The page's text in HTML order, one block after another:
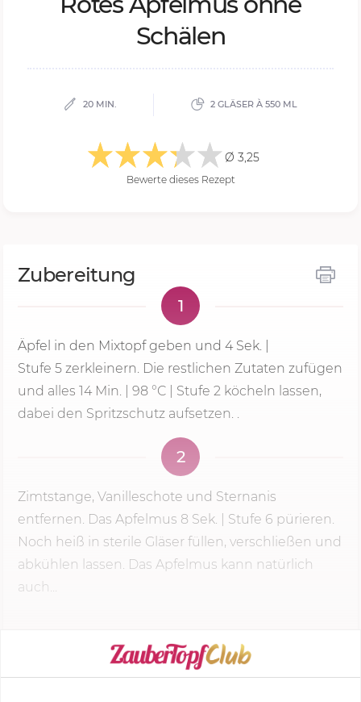
Schä­len
20 MIN. 2 GLÄSER À 550 ML
Ø 3,25
Bewerte dieses Rezept
Zubereitung
1
Äpfel in den Mixtopf geben und 4 Sek.
Stufe 5 zerkleinern. Die restlichen Zutaten zufügen
und alles 14 Min. 98 °C | Stufe 2 köcheln lassen,
dabei den Spritzschutz aufsetzen. .
2
Zimtstange, Vanilleschote und Sternanis
entfernen. Das Apfelmus 8 Sek. Stufe 6 pürieren.
Noch heiß in sterile Gläser füllen, verschließen und
abkühlen lassen. Das Apfelmus kann natürlich
auch...
KOCHMODUS STARTEN